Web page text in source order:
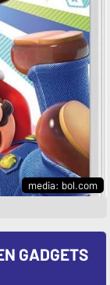
media: bol.com
GADGETS